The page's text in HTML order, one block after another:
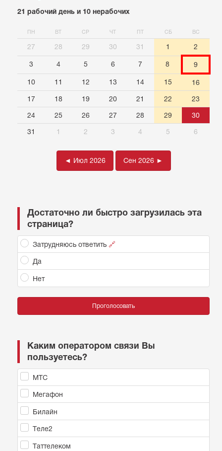
21 рабочий день и 10 нерабочих
ПН ВТ СР ЧТ ПТ СБ ВС
27 28 29 30 31 1 2
3 4 5 6 7 8 9
10 11 12 13 14 15 16
17 18 19 20 21 22 23
24 25 26 27 28 29 30
31 1 2 3 4 5 6
◄ Июл 2026 Сен 2026 ►
Достаточно ли быстро загрузилась эта
страница?
Затрудняюсь ответить 🔗
Да
Нет
Проголосовать
Каким оператором связи Вы
пользуетесь?
МТС
Мегафон
Билайн
Теле2
Таттелеком